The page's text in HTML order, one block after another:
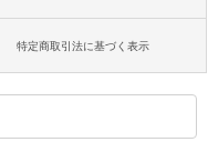
特定商取引法に基づく表示